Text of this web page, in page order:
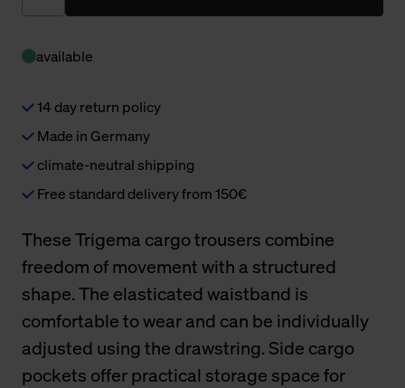
available
14 day return policy
Made in Germany
climate-neutral shipping
Free standard delivery from 150€
These Trigema cargo trousers combine
freedom of movement with a structured
shape. The elasticated waistband is
comfortable to wear and can be individually
adjusted using the drawstring. Side cargo
pockets offer practical storage space for